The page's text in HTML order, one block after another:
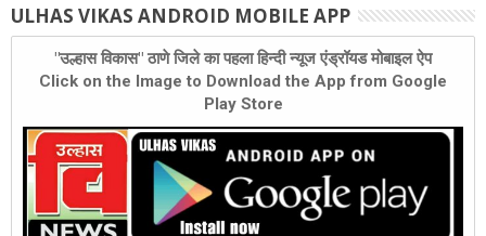
ULHAS VIKAS ANDROID MOBILE APP
"उल्हास विकास" ठाणे जिले का पहला हिन्दी न्यूज एंड्रॉयड मोबाइल ऐप
Click on the Image to Download the App from Google
Play Store